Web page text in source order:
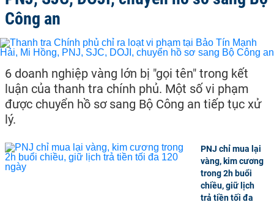
Công an
6 doanh nghiệp vàng lớn bị "gọi tên" trong kết
luận của thanh tra chính phủ. Một số vi phạm
được chuyển hồ sơ sang Bộ Công an tiếp tục xử
lý.
PNJ chỉ mua lại
vàng, kim cương
trong 2h buổi
chiều, giữ lịch
trả tiền tối đa